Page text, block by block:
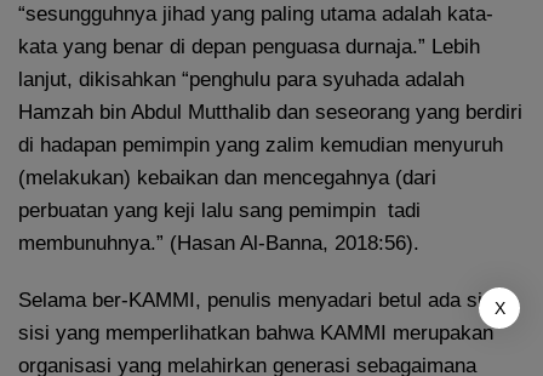
“sesungguhnya jihad yang paling utama adalah kata-
kata yang benar di depan penguasa durnaja.” Lebih
lanjut, dikisahkan “penghulu para syuhada adalah
Hamzah bin Abdul Mutthalib dan seseorang yang berdiri
di hadapan pemimpin yang zalim kemudian menyuruh
(melakukan) kebaikan dan mencegahnya (dari
perbuatan yang keji lalu sang pemimpin tadi
membunuhnya.” (Hasan Al-Banna, 2018:56).
Selama ber-KAMMI, penulis menyadari betul ada sisi-
sisi yang memperlihatkan bahwa KAMMI merupakan
organisasi yang melahirkan generasi sebagaimana
X